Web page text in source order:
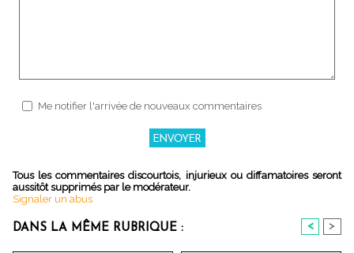
Me notifier l'arrivée de nouveaux commentaires
Tous les commentaires discourtois, injurieux ou diffamatoires seront
aussitôt supprimés par le modérateur.
Signaler un abus
DANS LA MÊME RUBRIQUE : < >